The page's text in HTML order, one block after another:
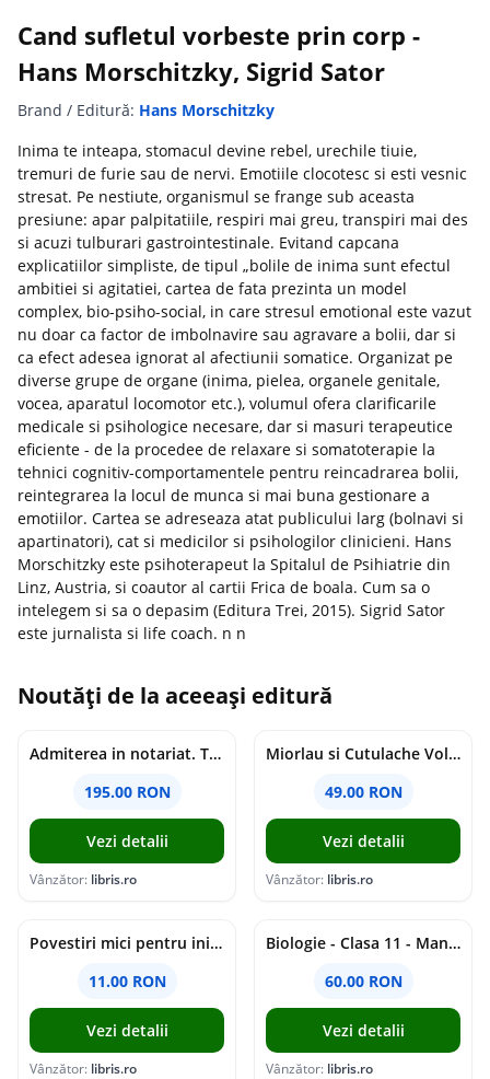
Cand sufletul vorbeste prin corp -
Hans Morschitzky, Sigrid Sator
Brand / Editură: Hans Morschitzky
Inima te inteapa, stomacul devine rebel, urechile tiuie,
tremuri de furie sau de nervi. Emotiile clocotesc si esti vesnic
stresat. Pe nestiute, organismul se frange sub aceasta
presiune: apar palpitatiile, respiri mai greu, transpiri mai des
si acuzi tulburari gastrointestinale. Evitand capcana
explicatiilor simpliste, de tipul „bolile de inima sunt efectul
ambitiei si agitatiei, cartea de fata prezinta un model
complex, bio-psiho-social, in care stresul emotional este vazut
nu doar ca factor de imbolnavire sau agravare a bolii, dar si
ca efect adesea ignorat al afectiunii somatice. Organizat pe
diverse grupe de organe (inima, pielea, organele genitale,
vocea, aparatul locomotor etc.), volumul ofera clarificarile
medicale si psihologice necesare, dar si masuri terapeutice
eficiente - de la procedee de relaxare si somatoterapie la
tehnici cognitiv-comportamentele pentru reincadrarea bolii,
reintegrarea la locul de munca si mai buna gestionare a
emotiilor. Cartea se adreseaza atat publicului larg (bolnavi si
apartinatori), cat si medicilor si psihologilor clinicieni. Hans
Morschitzky este psihoterapeut la Spitalul de Psihiatrie din
Linz, Austria, si coautor al cartii Frica de boala. Cum sa o
intelegem si sa o depasim (Editura Trei, 2015). Sigrid Sator
este jurnalista si life coach. n n
Noutăți de la aceeași editură
Admiterea in notariat. Teste grila si sinteze teoretice Ed.11 - Adina-Renate Motica, Oana-Elena Buzincu, Veronica Stan
195.00 RON
Vezi detalii
Vânzător: libris.ro
Miorlau si Cutulache Vol.1: Cu bicicleta pana la Luna - Timo Parvela
49.00 RON
Vezi detalii
Vânzător: libris.ro
Povestiri mici pentru inimi mari - Adrian Chiaga, Cristina Chiaga
11.00 RON
Vezi detalii
Vânzător: libris.ro
Biologie - Clasa 11 - Manual - Elena Crocnan, Irina Angheluta
60.00 RON
Vezi detalii
Vânzător: libris.ro